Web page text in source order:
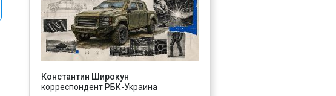
Константин Широкун
корреспондент РБК-Украина